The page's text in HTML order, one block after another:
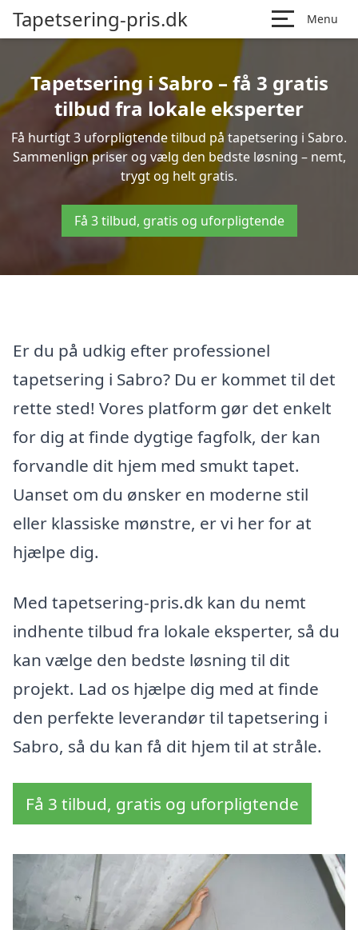
Tapetsering-pris.dk Menu
Tapetsering i Sabro – få 3 gratis
tilbud fra lokale eksperter
Få hurtigt 3 uforpligtende tilbud på tapetsering i Sabro.
Sammenlign priser og vælg den bedste løsning – nemt,
trygt og helt gratis.
Få 3 tilbud, gratis og uforpligtende
Er du på udkig efter professionel
tapetsering i Sabro? Du er kommet til det
rette sted! Vores platform gør det enkelt
for dig at finde dygtige fagfolk, der kan
forvandle dit hjem med smukt tapet.
Uanset om du ønsker en moderne stil
eller klassiske mønstre, er vi her for at
hjælpe dig.
Med tapetsering-pris.dk kan du nemt
indhente tilbud fra lokale eksperter, så du
kan vælge den bedste løsning til dit
projekt. Lad os hjælpe dig med at finde
den perfekte leverandør til tapetsering i
Sabro, så du kan få dit hjem til at stråle.
Få 3 tilbud, gratis og uforpligtende